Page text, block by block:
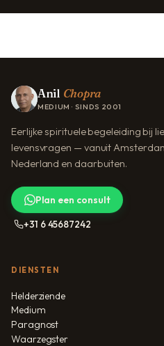
Anil Chopra
MEDIUM · SINDS 2001
Eerlijke spirituele begeleiding bij
levensvragen — vanuit
Nederland en daarbuiten.
Plan een consult
+31 6 45687242
DIENSTEN
Helderziende
Medium
Paragnost
Waarzegster